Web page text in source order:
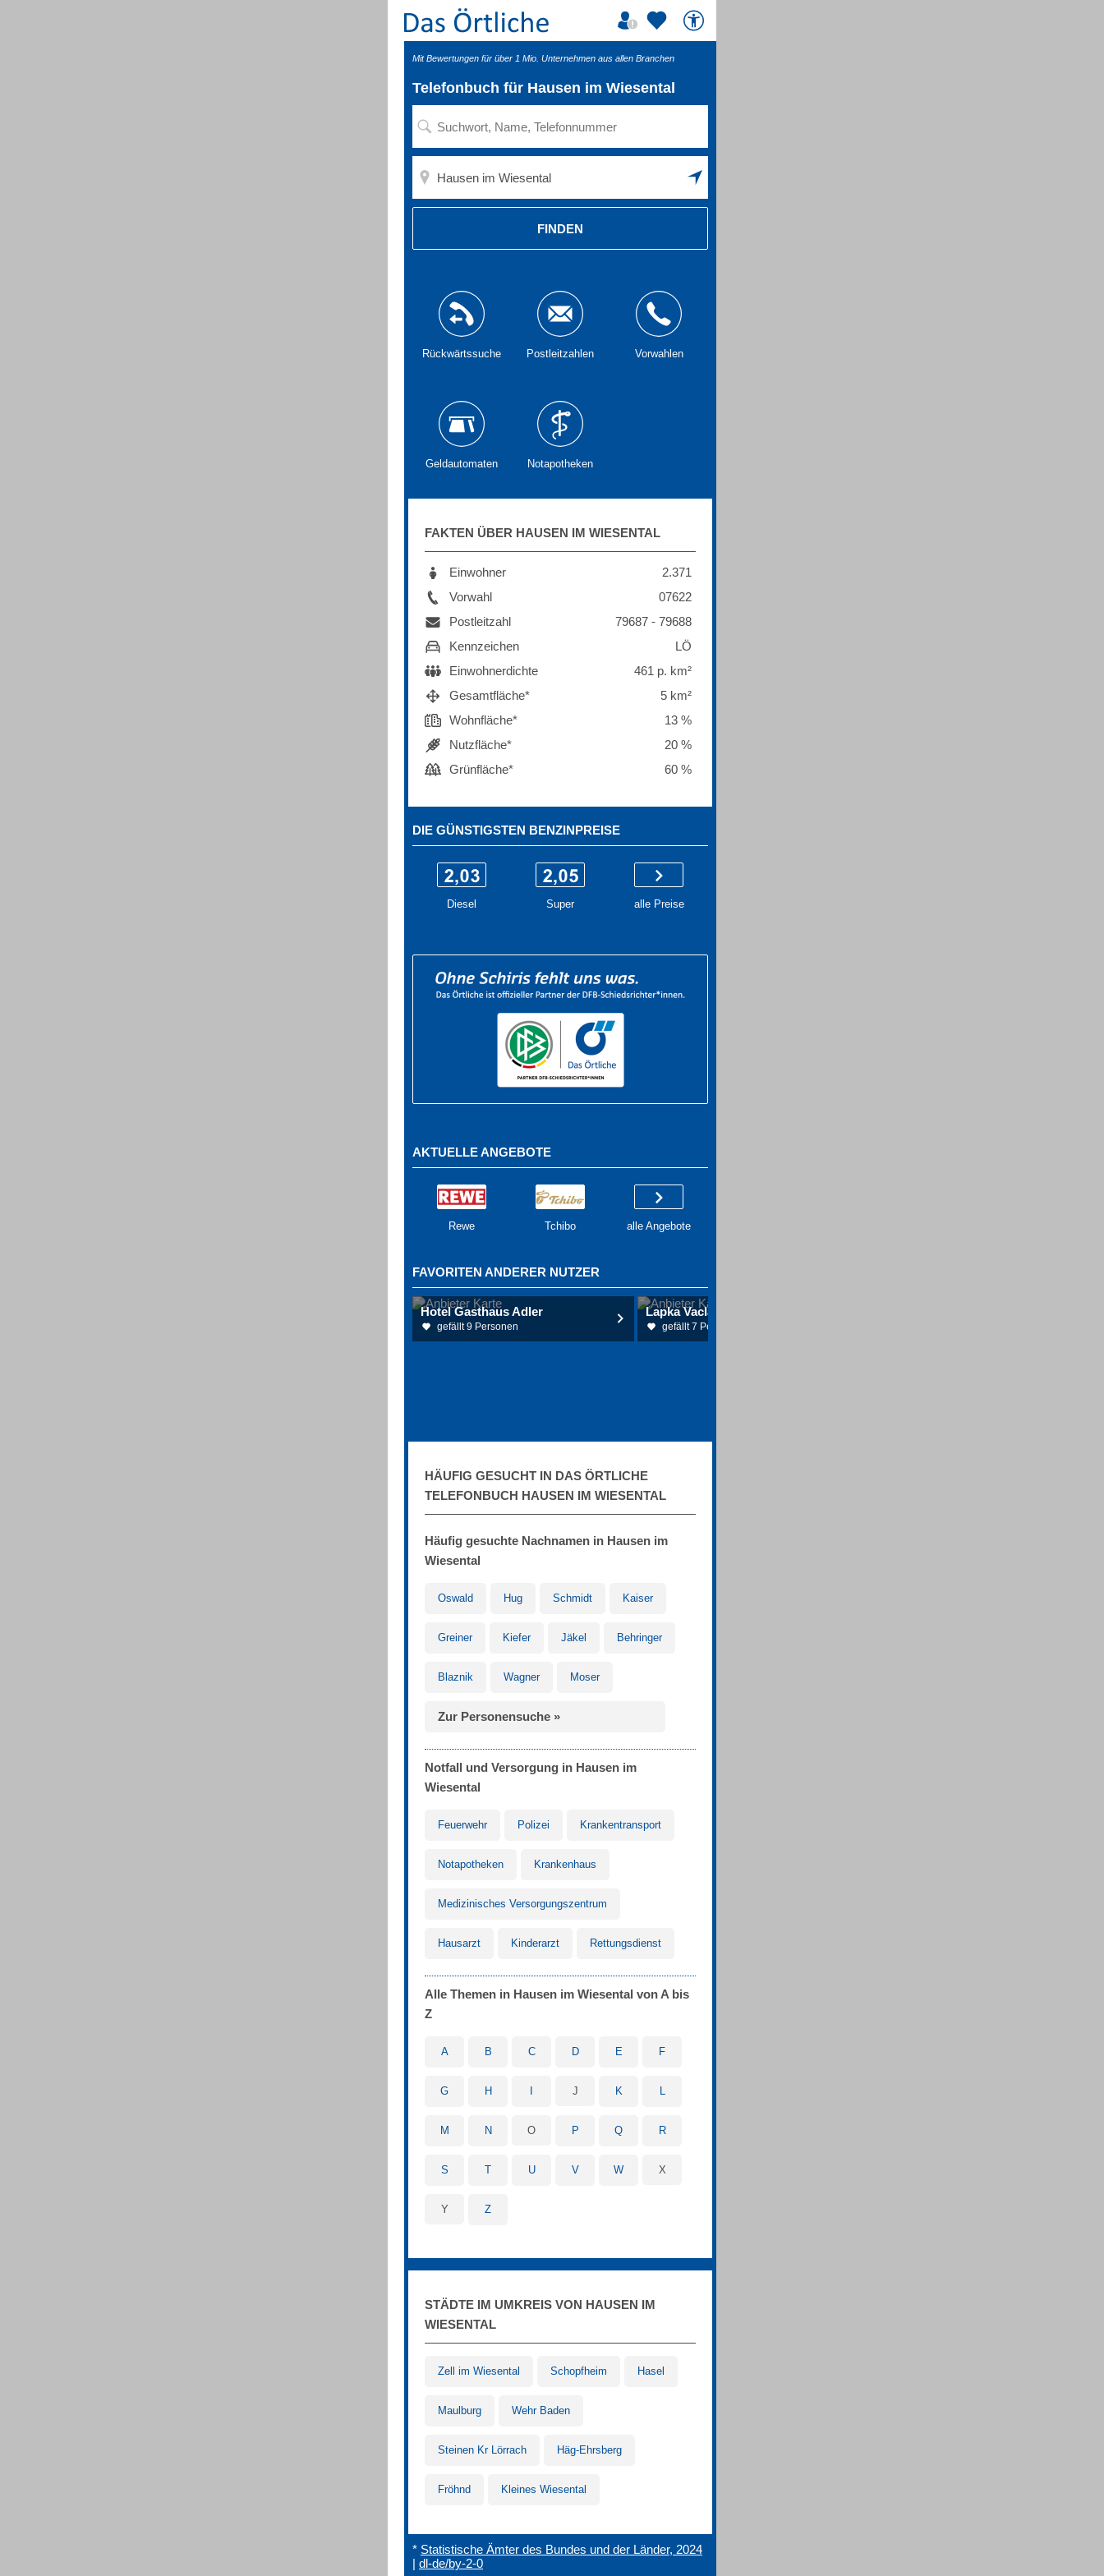
Mit Bewertungen für über 1 Mio. Unternehmen aus allen Branchen
Telefonbuch für Hausen im Wiesental
FINDEN
Rückwärtssuche Postleitzahlen Vorwahlen
Geldautomaten Notapotheken
FAKTEN ÜBER HAUSEN IM WIESENTAL
Einwohner
2.371
Vorwahl
07622
Postleitzahl
79687 - 79688
Kennzeichen
LÖ
Einwohnerdichte
461 p. km²
Gesamtfläche*
5 km²
Wohnfläche*
13 %
Nutzfläche*
20 %
Grünfläche*
60 %
DIE GÜNSTIGSTEN BENZINPREISE
Diesel Super alle Preise
AKTUELLE ANGEBOTE
Rewe Tchibo alle Angebote
FAVORITEN ANDERER NUTZER
Hotel Gasthaus Adler
gefällt 9 Personen
Lapka Vaclav
gefällt 7 Personen
HÄUFIG GESUCHT IN DAS ÖRTLICHE
TELEFONBUCH HAUSEN IM WIESENTAL
Häufig gesuchte Nachnamen in Hausen im
Wiesental
Oswald Hug Schmidt Kaiser
Greiner Kiefer Jäkel Behringer
Blaznik Wagner Moser
Zur Personensuche »
Notfall und Versorgung in Hausen im
Wiesental
Feuerwehr Polizei Krankentransport
Notapotheken Krankenhaus
Medizinisches Versorgungszentrum
Hausarzt Kinderarzt Rettungsdienst
Alle Themen in Hausen im Wiesental von A bis
Z
A B C D E F
G H J K L
M N O P Q R
S T U V W X
Y Z
STÄDTE IM UMKREIS VON HAUSEN IM
WIESENTAL
Zell im Wiesental Schopfheim Hasel
Maulburg Wehr Baden
Steinen Kr Lörrach Häg-Ehrsberg
Fröhnd Kleines Wiesental
* Statistische Ämter des Bundes und der Länder, 2024
| dl-de/by-2-0